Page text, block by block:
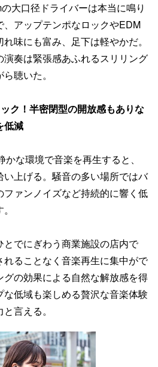
大口径ドライバーは本当に鳴り
、アップテンポなロックやEDM
味にも富み、足下は軽やかだ。
演奏は緊張感あふれるスリリング
聴いた。
ク！半密閉型の開放感もありな
低減
な環境で音楽を再生すると、
上げる。騒音の多い場所ではバ
ァンノイズなど持続的に響く低
とでにぎわう商業施設の店内で
れることなく音楽再生に集中がで
グの効果による自然な解放感を得
低域も楽しめる贅沢な音楽体験
言える。